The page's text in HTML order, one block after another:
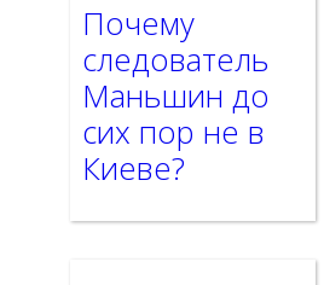
Почему
следователь
Маньшин до
сих пор не в
Киеве?